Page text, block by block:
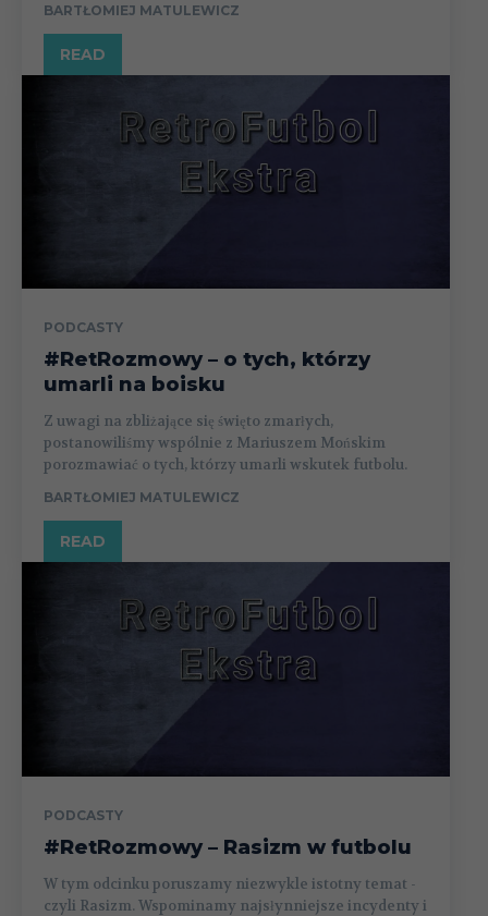
BARTŁOMIEJ MATULEWICZ
READ
PODCASTY
#RetRozmowy – o tych, którzy
umarli na boisku
Z uwagi na zbliżające się święto zmarłych,
postanowiliśmy wspólnie z Mariuszem Mońskim
porozmawiać o tych, którzy umarli wskutek futbolu.
BARTŁOMIEJ MATULEWICZ
READ
PODCASTY
#RetRozmowy – Rasizm w futbolu
W tym odcinku poruszamy niezwykle istotny temat -
czyli Rasizm. Wspominamy najsłynniejsze incydenty i